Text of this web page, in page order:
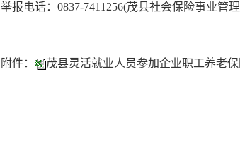
举报电话：0837-7411256(茂县社会保险事业管
附件： 茂县灵活就业人员参加企业职工养老